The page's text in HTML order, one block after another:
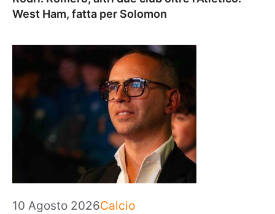
West Ham, fatta per Solomon
10 Agosto 2026Categorie
Calcio